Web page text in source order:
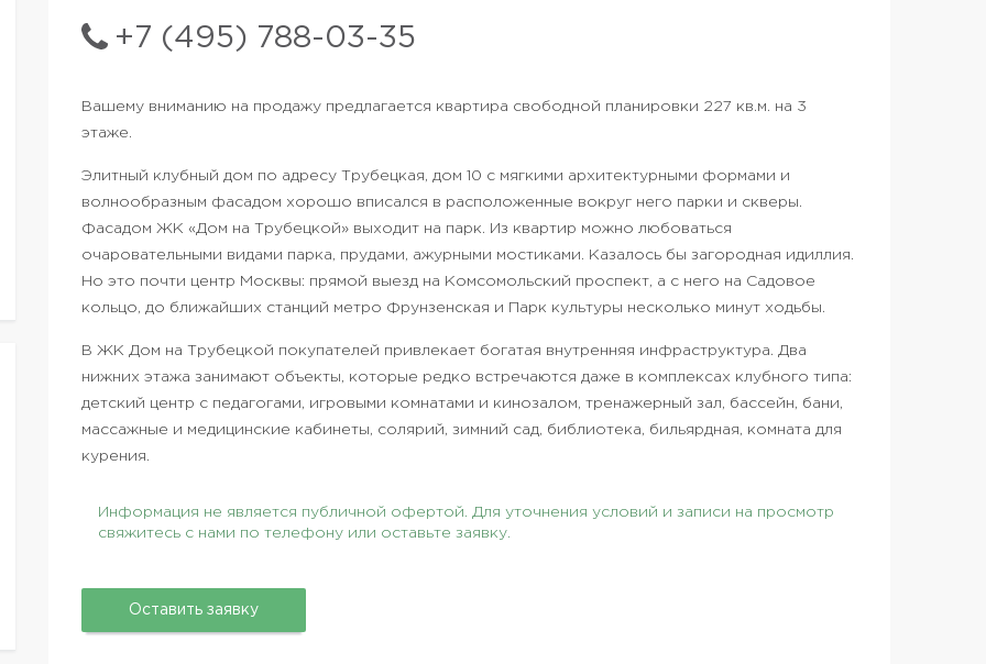
+7 (495) 788-03-35
Вашему вниманию на продажу предлагается квартира свободной планировки 227 кв.м. на 3
этаже.
Элитный клубный дом по адресу Трубецкая, дом 10 с мягкими архитектурными формами и
волнообразным фасадом хорошо вписался в расположенные вокруг него парки и скверы.
Фасадом ЖК «Дом на Трубецкой» выходит на парк. Из квартир можно любоваться
очаровательными видами парка, прудами, ажурными мостиками. Казалось бы загородная идиллия.
Но это почти центр Москвы: прямой выезд на Комсомольский проспект, а с него на Садовое
кольцо, до ближайших станций метро Фрунзенская и Парк культуры несколько минут ходьбы.
В ЖК Дом на Трубецкой покупателей привлекает богатая внутренняя инфраструктура. Два
нижних этажа занимают объекты, которые редко встречаются даже в комплексах клубного типа:
детский центр с педагогами, игровыми комнатами и кинозалом, тренажерный зал, бассейн, бани,
массажные и медицинские кабинеты, солярий, зимний сад, библиотека, бильярдная, комната для
курения.
Информация не является публичной офертой. Для уточнения условий и записи на просмотр
свяжитесь с нами по телефону или оставьте заявку.
Оставить заявку